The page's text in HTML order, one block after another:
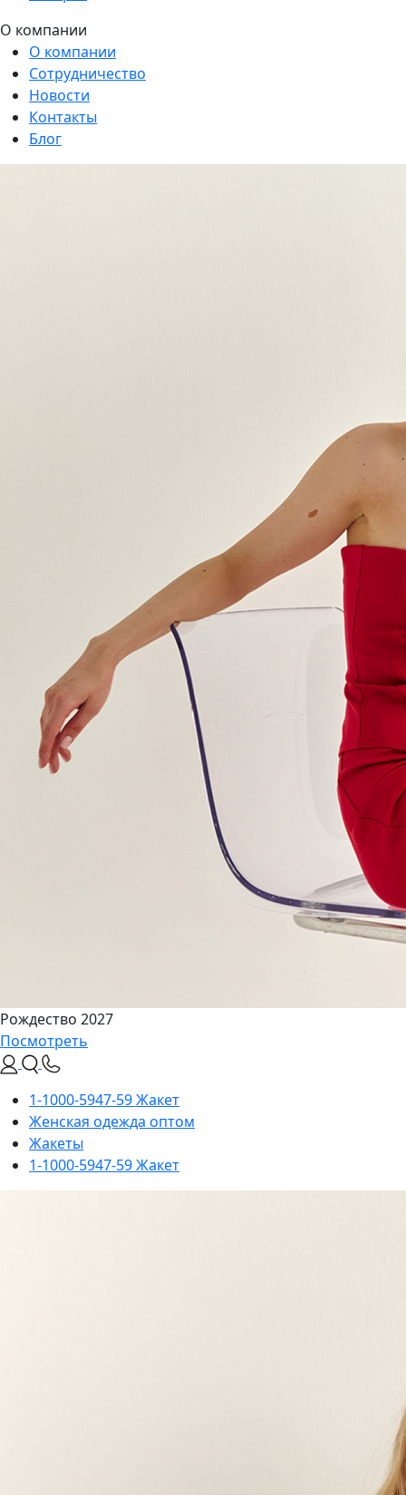
О компании
О компании
Сотрудничество
Новости
Контакты
Блог
Рождество 2027
Посмотреть
1-1000-5947-59 Жакет
Женская одежда оптом
Жакеты
1-1000-5947-59 Жакет